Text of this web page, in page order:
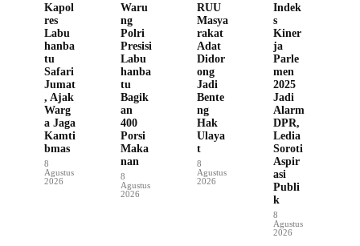
Kapol
res
Labu
hanba
tu
Safari
Jumat
, Ajak
Warg
a Jaga
Kamti
bmas
8
Agustus
2026
Waru
ng
Polri
Presisi
Labu
hanba
tu
Bagik
an
400
Porsi
Maka
nan
8
Agustus
2026
RUU
Masya
rakat
Adat
Didor
ong
Jadi
Bente
ng
Hak
Ulaya
t
8
Agustus
2026
Indek
s
Kiner
ja
Parle
men
2025
Jadi
Alarm
DPR,
Ledia
Soroti
Aspir
asi
Publi
k
8
Agustus
2026